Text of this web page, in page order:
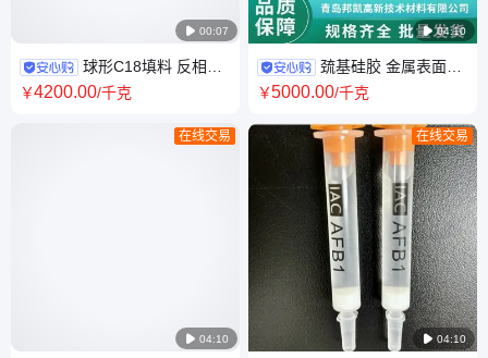
 00:07
球形C18填料 反相十
八烷基硅烷键合硅胶 40-
￥4200.00/千克
 04:10
在线交易
 04:10
巯基硅胶 金属表面除
漆剂 塑粉清除剂 污水脱色剂 邦
￥5000.00/千克
 04:10
在线交易